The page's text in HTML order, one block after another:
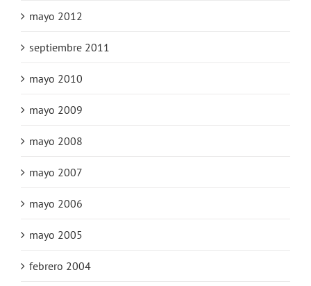
mayo 2012
septiembre 2011
mayo 2010
mayo 2009
mayo 2008
mayo 2007
mayo 2006
mayo 2005
febrero 2004